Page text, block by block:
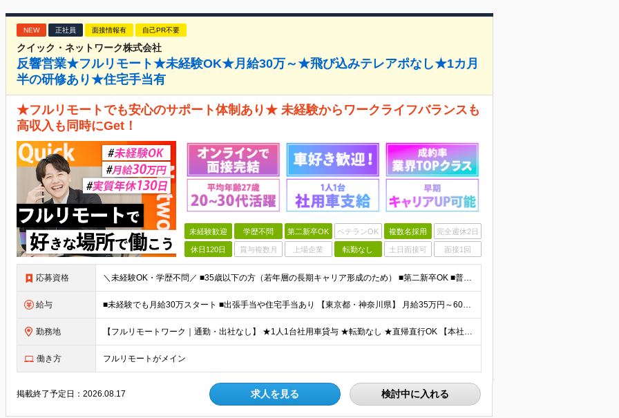
NEW 正社員 面接情報有 自己PR不要
クイック・ネットワーク株式会社
反響営業★フルリモート★未経験OK★月給30万～★飛び込みテレアポなし★1カ月
半の研修あり★住宅手当有
★フルリモートでも安心のサポート体制あり★ 未経験からワークライフバランスも
高収入も同時にGet！
未経験歓迎 学歴不問 第二新卒OK ベテランOK 複数名採用 完全週休2日
休日120日 賞与複数月 上場企業 転勤なし 土日面接可 面接1回
応募資格 ＼未経験OK・学歴不問／ ■35歳以下の方（若年層の長期キャリア形成のため） ■第二新卒OK ■普通自動車免許（AT）をお持ちの方 ▼▽こんな方はぜひご応募ください！▽▼ 「車の運転が好き！」 「地
給与 ■未経験でも月給30万スタート ■出張手当や住宅手当あり 【東京都・神奈川県】 月給35万円～60万円＋インセンティブ＋賞与＋諸手当 上記月給は、月42時間分の固定残業代（月8万3900円以上）を含
勤務地 【フルリモートワーク｜通勤・出社なし】 ★1人1台社用車貸与 ★転勤なし ★直帰直行OK 【本社】 兵庫県神戸市中央区明石町44 神戸御幸ビル4F ★☆積極採用中☆★ ◆北海道・東北：札幌／福島／
働き方 フルリモートがメイン
掲載終了予定日：2026.08.17 求人を見る 検討中に入れる